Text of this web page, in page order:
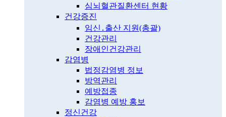
심뇌혈관질환센터 현황
건강증진
임신․출산 지원(총괄)
건강관리
장애인건강관리
감염병
법정감염병 정보
방역관리
예방접종
감염병 예방 홍보
정신건강